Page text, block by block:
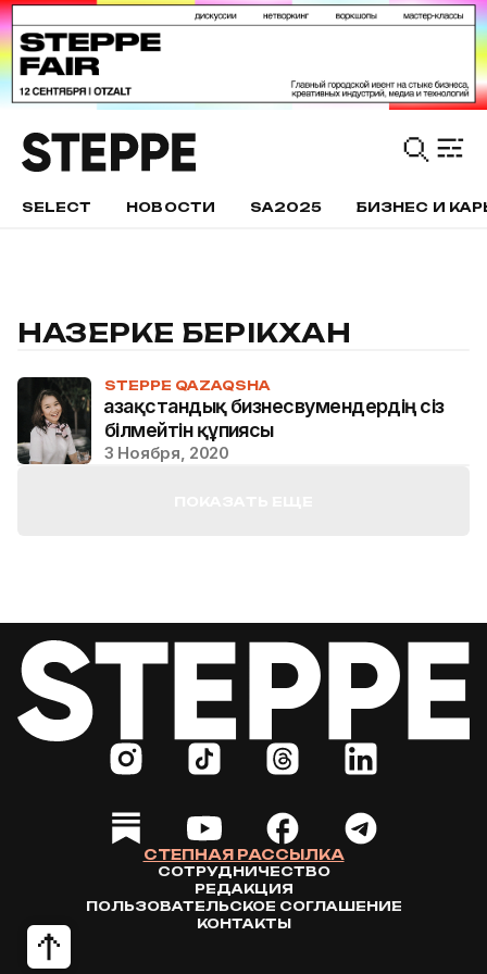
SELECT НОВОСТИ SA2025 БИЗНЕС И
НАЗЕРКЕ БЕРІКХАН
STEPPE QAZAQSHA
Қазақстандық бизнесвумендердің сіз
білмейтін құпиясы
3 Ноября, 2020
СТЕПНАЯ РАССЫЛКА
СОТРУДНИЧЕСТВО
РЕДАКЦИЯ
ПОЛЬЗОВАТЕЛЬСКОЕ СОГЛАШЕНИЕ
КОНТАКТЫ